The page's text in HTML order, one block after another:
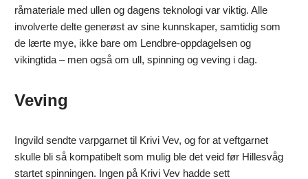
råmateriale med ullen og dagens teknologi var viktig. Alle
involverte delte generøst av sine kunnskaper, samtidig som
de lærte mye, ikke bare om Lendbre-oppdagelsen og
vikingtida – men også om ull, spinning og veving i dag.
Veving
Ingvild sendte varpgarnet til Krivi Vev, og for at veftgarnet
skulle bli så kompatibelt som mulig ble det veid før Hillesvåg
startet spinningen. Ingen på Krivi Vev hadde sett